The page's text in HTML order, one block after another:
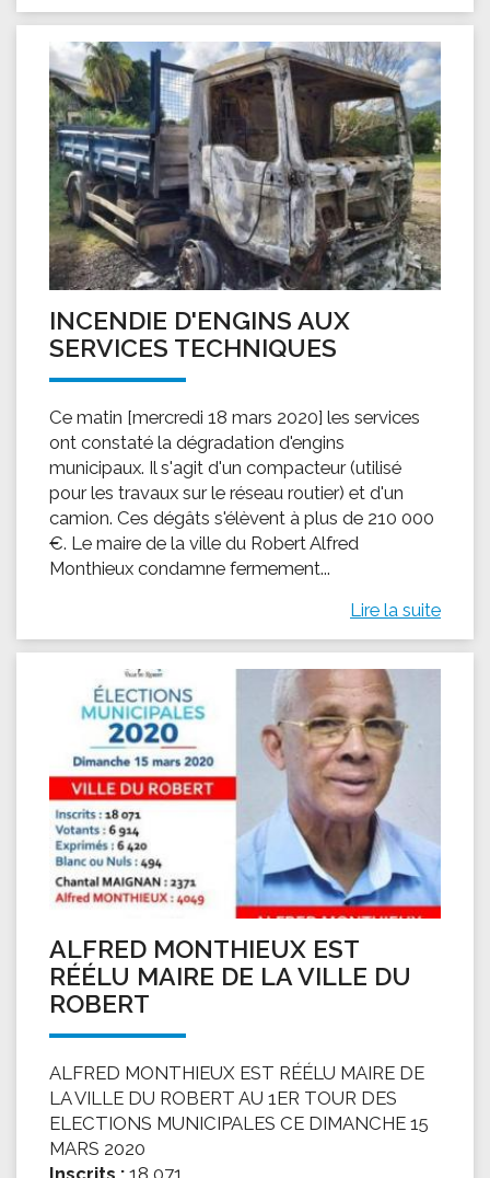
INCENDIE D'ENGINS AUX
SERVICES TECHNIQUES
Ce matin [mercredi 18 mars 2020] les services
ont constaté la dégradation d'engins
municipaux. Il s'agit d'un compacteur (utilisé
pour les travaux sur le réseau routier) et d'un
camion. Ces dégâts s'élèvent à plus de 210 000
€. Le maire de la ville du Robert Alfred
Monthieux condamne fermement...
Lire la suite
ALFRED MONTHIEUX EST
RÉÉLU MAIRE DE LA VILLE DU
ROBERT
ALFRED MONTHIEUX EST RÉÉLU MAIRE DE
LA VILLE DU ROBERT AU 1ER TOUR DES
ELECTIONS MUNICIPALES CE DIMANCHE 15
MARS 2020
Inscrits : 18 071